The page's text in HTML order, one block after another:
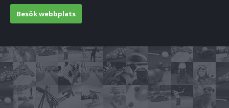
Besök webbplats